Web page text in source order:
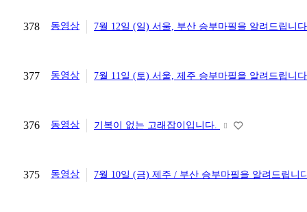
378 동영상 7월 12일 (일) 서울, 부산 승부마필을 알려드립니
377 동영상 7월 11일 (토) 서울, 제주 승부마필을 알려드립니
376 동영상 기복이 없는 고래잡이입니다.
375 동영상 7월 10일 (금) 제주 / 부산 승부마필을 알려드립니